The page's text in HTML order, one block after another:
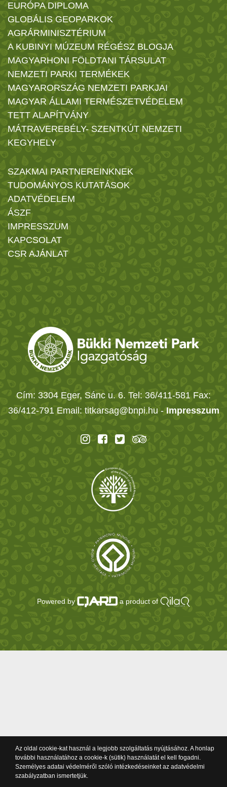
EURÓPA DIPLOMA
GLOBÁLIS GEOPARKOK
AGRÁRMINISZTÉRIUM
A KUBINYI MÚZEUM RÉGÉSZ BLOGJA
MAGYARHONI FÖLDTANI TÁRSULAT
NEMZETI PARKI TERMÉKEK
MAGYARORSZÁG NEMZETI PARKJAI
MAGYAR ÁLLAMI TERMÉSZETVÉDELEM
TETT ALAPÍTVÁNY
MÁTRAVEREBÉLY- SZENTKÚT NEMZETI
KEGYHELY
SZAKMAI PARTNEREINKNEK
TUDOMÁNYOS KUTATÁSOK
ADATVÉDELEM
ÁSZF
IMPRESSZUM
KAPCSOLAT
CSR AJÁNLAT
Cím: 3304 Eger, Sánc u. 6. Tel: 36/411-581 Fax:
36/412-791 Email: titkarsag@bnpi.hu - Impresszum
Powered by a product of
Az oldal cookie-kat használ a legjobb szolgáltatás nyújtásához. A honlap
további használatához a cookie-k (sütik) használatát el kell fogadni.
Személyes adatai védelméről szóló intézkedéseinket az adatvédelmi
szabályzatban ismertetjük.